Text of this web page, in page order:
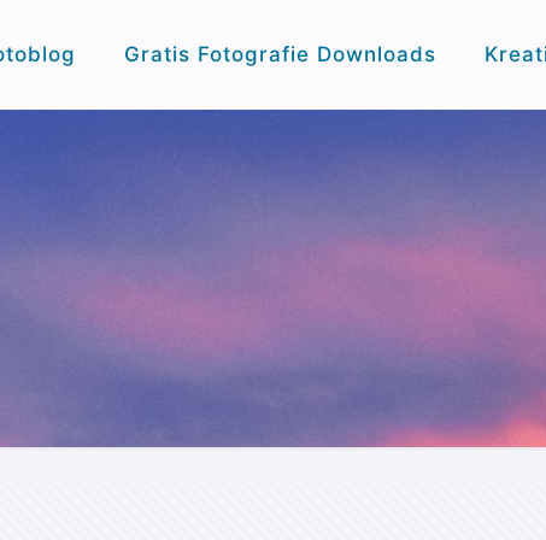
Gratis Fotografie Downloads